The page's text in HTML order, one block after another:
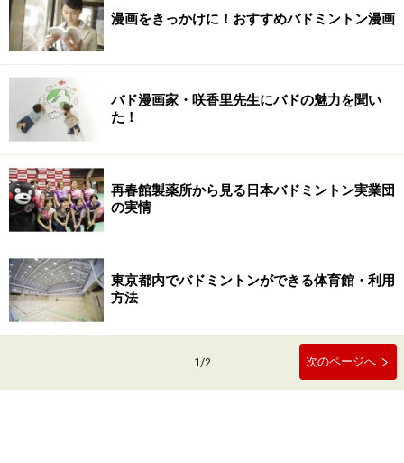
漫画をきっかけに！おすすめバドミントン漫画
バド漫画家・咲香里先生にバドの魅力を聞い
た！
再春館製薬所から見る日本バドミントン実業団
の実情
東京都内でバドミントンができる体育館・利用
方法
1/2 次のページへ